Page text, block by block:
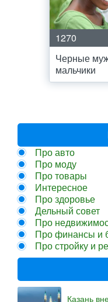
1270
Черные
мальчики
Про авто
Про моду
Про товары
Интересное
Про здоровье
Дельный совет
Про
Про финансы и
Про стройку и
Казань